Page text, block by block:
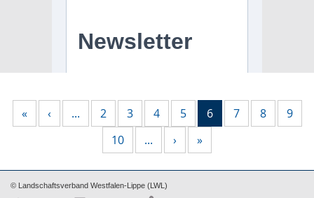
« ‹ ... 2 3 4 5 6 7 8
9
10
... › »
© Landschaftsverband Westfalen-Lippe (LWL)